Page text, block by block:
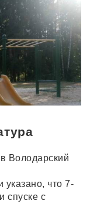
Володарский
указано, что 7-
спуске с